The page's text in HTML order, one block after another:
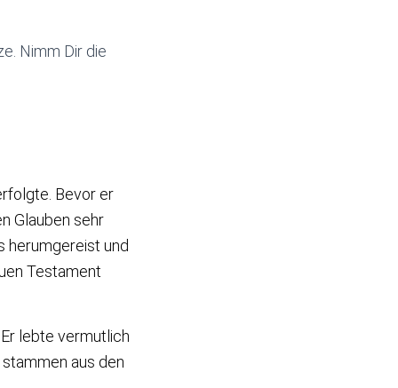
Nimm Dir die
Bevor er
Glauben sehr
herumgereist und
Testament
lebte vermutlich
aus den